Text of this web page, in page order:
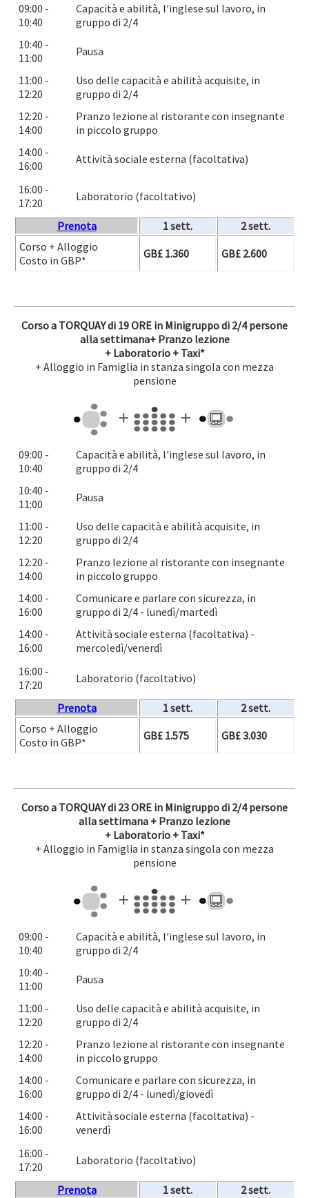
09:00 -
10:40
Capacità e abilità, l'inglese sul lavoro, in
gruppo di 2/4
10:40 -
11:00
Pausa
11:00 -
12:20
Uso delle capacità e abilità acquisite, in
gruppo di 2/4
12:20 -
14:00
Pranzo lezione al ristorante con insegnante
in piccolo gruppo
14:00 -
16:00
Attività sociale esterna (facoltativa)
16:00 -
17:20
Laboratorio (facoltativo)
Prenota 1 sett.
2 sett.
Corso + Alloggio
Costo in GBP*
GB£ 1.360 GB£ 2.600
Corso a TORQUAY di 19 ORE in Minigruppo di 2/4 persone
alla settimana+ Pranzo lezione
+ Laboratorio+ Taxi*
+ Alloggio in Famiglia in stanza singola con mezza
pensione
09:00 -
10:40
Capacità e abilità, l'inglese sul lavoro, in
gruppo di 2/4
10:40 -
11:00
Pausa
11:00 -
12:20
Uso delle capacità e abilità acquisite, in
gruppo di 2/4
12:20 -
14:00
Pranzo lezione al ristorante con insegnante
in piccolo gruppo
14:00 -
16:00
Comunicare e parlare con sicurezza, in
gruppo di 2/4 - lunedì/martedì
14:00 -
16:00
Attività sociale esterna (facoltativa) -
mercoledì/venerdì
16:00 -
17:20
Laboratorio (facoltativo)
Prenota 1 sett.
2 sett.
Corso + Alloggio
Costo in GBP*
GB£ 1.575 GB£ 3.030
Corso a TORQUAY di 23 ORE in Minigruppo di 2/4 persone
alla settimana + Pranzo lezione
+ Laboratorio+ Taxi*
+ Alloggio in Famiglia in stanza singola con mezza
pensione
09:00 -
10:40
Capacità e abilità, l'inglese sul lavoro, in
gruppo di 2/4
10:40 -
11:00
Pausa
11:00 -
12:20
Uso delle capacità e abilità acquisite, in
gruppo di 2/4
12:20 -
14:00
Pranzo lezione al ristorante con insegnante
in piccolo gruppo
14:00 -
16:00
Comunicare e parlare con sicurezza, in
gruppo di 2/4 - lunedì/giovedì
14:00 -
16:00
Attività sociale esterna (facoltativa) -
venerdì
16:00 -
17:20
Laboratorio (facoltativo)
Prenota 1 sett. 2 sett.